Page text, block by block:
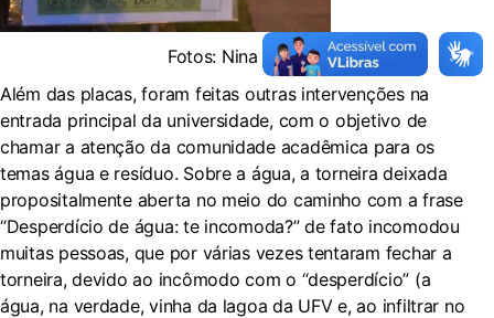
Fotos: Nina Rosa.
Além das placas, foram feitas outras intervenções na
entrada principal da universidade, com o objetivo de
chamar a atenção da comunidade acadêmica para os
temas água e resíduo. Sobre a água, a torneira deixada
propositalmente aberta no meio do caminho com a frase
“Desperdício de água: te incomoda?” de fato incomodou
muitas pessoas, que por várias vezes tentaram fechar a
torneira, devido ao incômodo com o “desperdício” (a
água, na verdade, vinha da lagoa da UFV e, ao infiltrar no